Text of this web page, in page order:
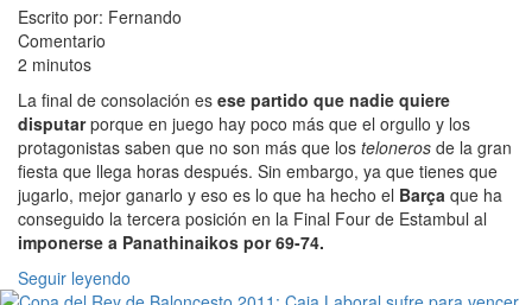
Escrito por: Fernando
Comentario
2 minutos
La final de consolación es ese partido que nadie quiere
disputarporque en juego hay poco más que el orgullo y los
protagonistas saben que no son más que los teloneros de la gran
fiesta que llega horas después. Sin embargo, ya que tienes que
jugarlo, mejor ganarlo y eso es lo que ha hecho el Barça que ha
conseguido la tercera posición en la Final Four de Estambul al
imponerse a Panathinaikos por 69-74.
Seguir leyendo